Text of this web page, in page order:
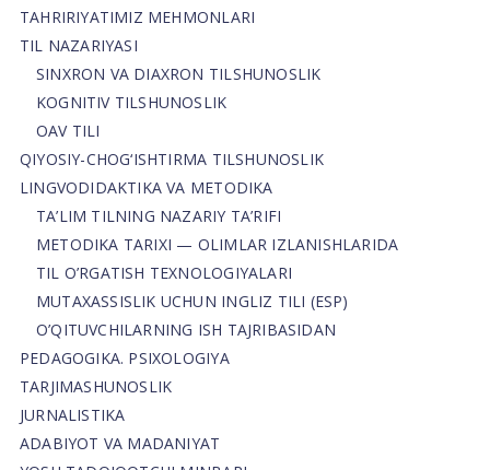
TAHRIRIYATIMIZ MEHMONLARI
TIL NAZARIYASI
SINXRON VA DIAXRON TILSHUNOSLIK
KOGNITIV TILSHUNOSLIK
OAV TILI
QIYOSIY-CHOG‘ISHTIRMA TILSHUNOSLIK
LINGVODIDAKTIKA VA METODIKA
TA’LIM TILNING NAZARIY TA’RIFI
METODIKA TARIXI — OLIMLAR IZLANISHLARIDA
TIL O’RGATISH TEXNOLOGIYALARI
MUTAXASSISLIK UCHUN INGLIZ TILI (ESP)
O’QITUVCHILARNING ISH TAJRIBASIDAN
PEDAGOGIKA. PSIXOLOGIYA
TARJIMASHUNOSLIK
JURNALISTIKA
ADABIYOT VA MADANIYAT